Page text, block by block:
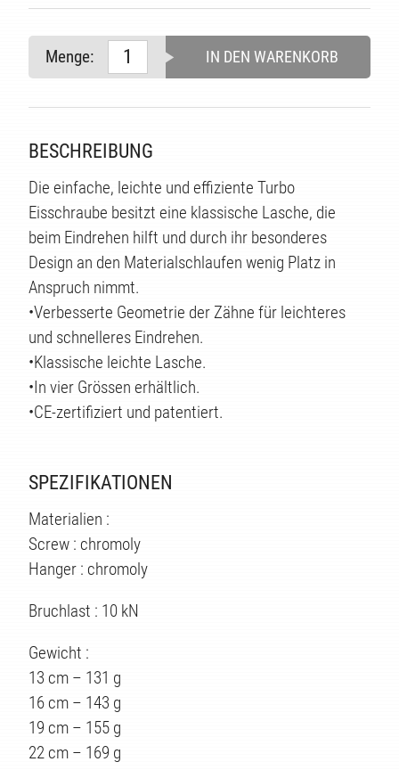
Menge: IN DEN WARENKORB
BESCHREIBUNG
Die einfache, leichte und effiziente Turbo
Eisschraube besitzt eine klassische Lasche, die
beim Eindrehen hilft und durch ihr besonderes
Design an den Materialschlaufen wenig Platz in
Anspruch nimmt.
•Verbesserte Geometrie der Zähne für leichteres
und schnelleres Eindrehen.
•Klassische leichte Lasche.
•In vier Grössen erhältlich.
•CE-zertifiziert und patentiert.
SPEZIFIKATIONEN
Materialien :
Screw : chromoly
Hanger : chromoly
Bruchlast : 10 kN
Gewicht :
13 cm – 131 g
16 cm – 143 g
19 cm – 155 g
22 cm – 169 g